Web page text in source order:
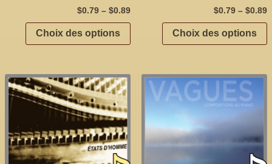
$0.79 –$0.89
Choix des options
$0.79 – $0.89
Choix des options